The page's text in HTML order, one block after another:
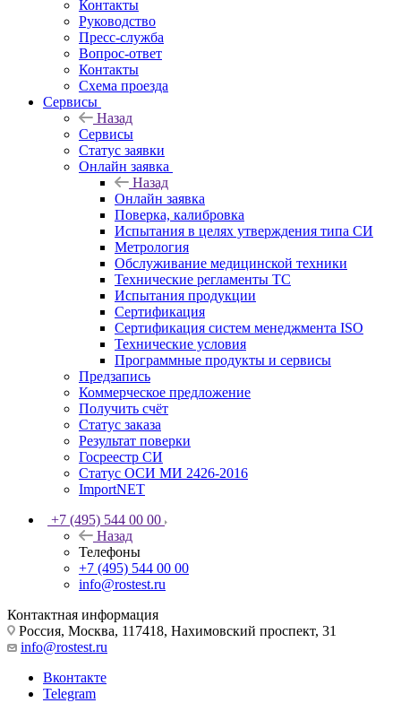
Контакты
Руководство
Пресс-служба
Вопрос-ответ
Контакты
Схема проезда
Сервисы
Назад
Сервисы
Статус заявки
Онлайн заявка
Назад
Онлайн заявка
Поверка, калибровка
Испытания в целях утверждения типа СИ
Метрология
Обслуживание медицинской техники
Технические регламенты ТС
Испытания продукции
Сертификация
Сертификация систем менеджмента ISO
Технические условия
Программные продукты и сервисы
Предзапись
Коммерческое предложение
Получить счёт
Статус заказа
Результат поверки
Госреестр СИ
Статус ОСИ МИ 2426-2016
ImportNET
+7 (495) 544 00 00
Назад
Телефоны
+7 (495) 544 00 00
info@rostest.ru
Контактная информация
Россия, Москва, 117418, Нахимовский проспект, 31
info@rostest.ru
Вконтакте
Telegram